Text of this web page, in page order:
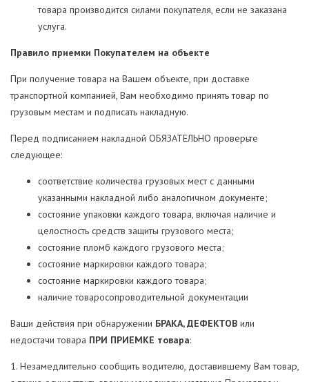
товара производится силами покупателя, если не заказана
услуга.
Правило приемки Покупателем на объекте
При получение товара на Вашем объекте, при доставке
транспортной компанией, Вам необходимо принять товар по
грузовым местам и подписать накладную.
Перед подписанием накладной ОБЯЗАТЕЛЬНО проверьте
следующее:
соответствие количества грузовых мест с данными
указанными накладной либо аналогичном документе;
состояние упаковки каждого товара, включая наличие и
целостность средств защиты грузового места;
состояние пломб каждого грузового места;
состояние маркировки каждого товара;
состояние маркировки каждого товара;
наличие товаросопроводительной документации
Ваши действия при обнаружении БРАКА, ДЕФЕКТОВ или
недостачи товара ПРИ ПРИЕМКЕ товара:
1. Незамедлительно сообщить водителю, доставившему Вам товар,